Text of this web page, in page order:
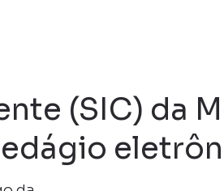
(SIC) da